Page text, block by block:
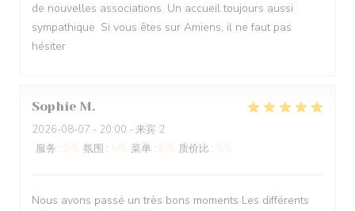
de nouvelles associations. Un accueil toujours aussi
sympathique. Si vous êtes sur Amiens, il ne faut pas
hésiter
Sophie M
2026-08-07 - 20:00 - 来宾 2
服务 : 氛围 : 菜单 : 质价比 :
Nous avons passé un très bons moments Les différents